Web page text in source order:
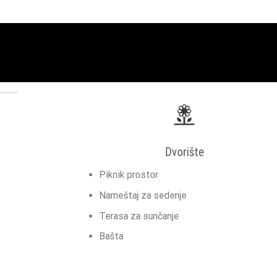
Dvorište
Piknik prostor
Nameštaj za sedenje
Terasa za sunčanje
Bašta